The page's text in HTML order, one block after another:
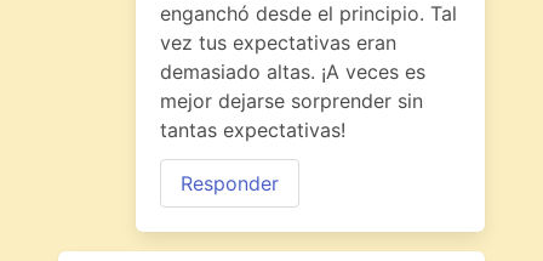
enganchó desde el principio. Tal
vez tus expectativas eran
demasiado altas. ¡A veces es
mejor dejarse sorprender sin
tantas expectativas!
Responder